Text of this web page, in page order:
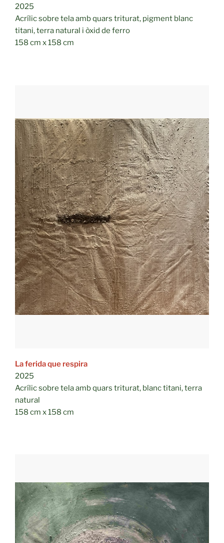
2025
Acrílic sobre tela amb quars triturat, pigment blanc
titani, terra natural i òxid de ferro
158 cm x 158 cm
La ferida que respira
2025
Acrílic sobre tela amb quars triturat, blanc titani, terra
natural
158 cm x 158 cm